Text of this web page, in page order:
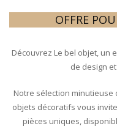
OFFRE
Découvrez Le bel objet, un
de design
Notre sélection
objets décoratifs vous
pièces uniques,